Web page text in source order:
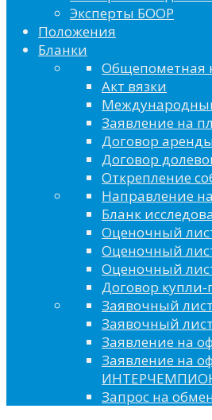
Эксперты БООР
Положения
Бланки
Общепометная
Акт вязки
Заявление на
Договор
Договор
Открепление
Направление
Бланк
Оценочный
Оценочный
Оценочный
Договор
Заявочный
Заявочный лист
Заявление на
Заявление на
Запрос на обмен